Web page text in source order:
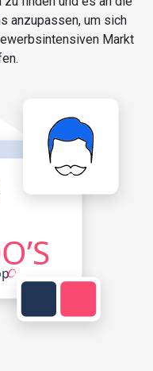
anzupassen, um sich
Markt